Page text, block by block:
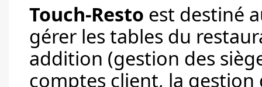
Touch-Resto est destiné
gérer les tables du
addition (gestion des
comptes client, la